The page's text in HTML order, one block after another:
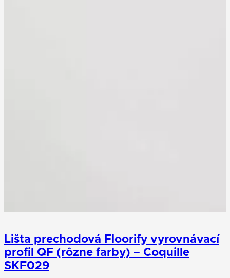
Lišta prechodová Floorify vyrovnávací
profil QF (rôzne farby) – Coquille
SKF029